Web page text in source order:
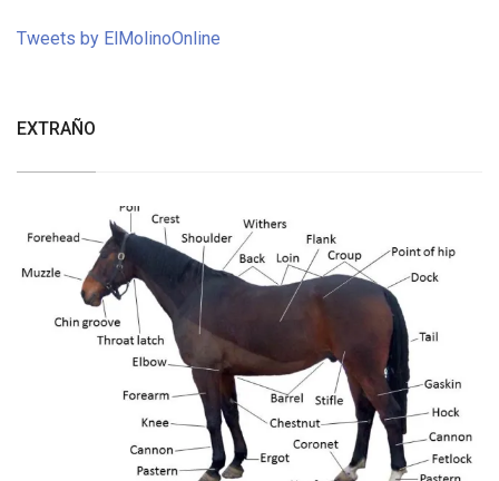
Tweets by ElMolinoOnline
EXTRAÑO